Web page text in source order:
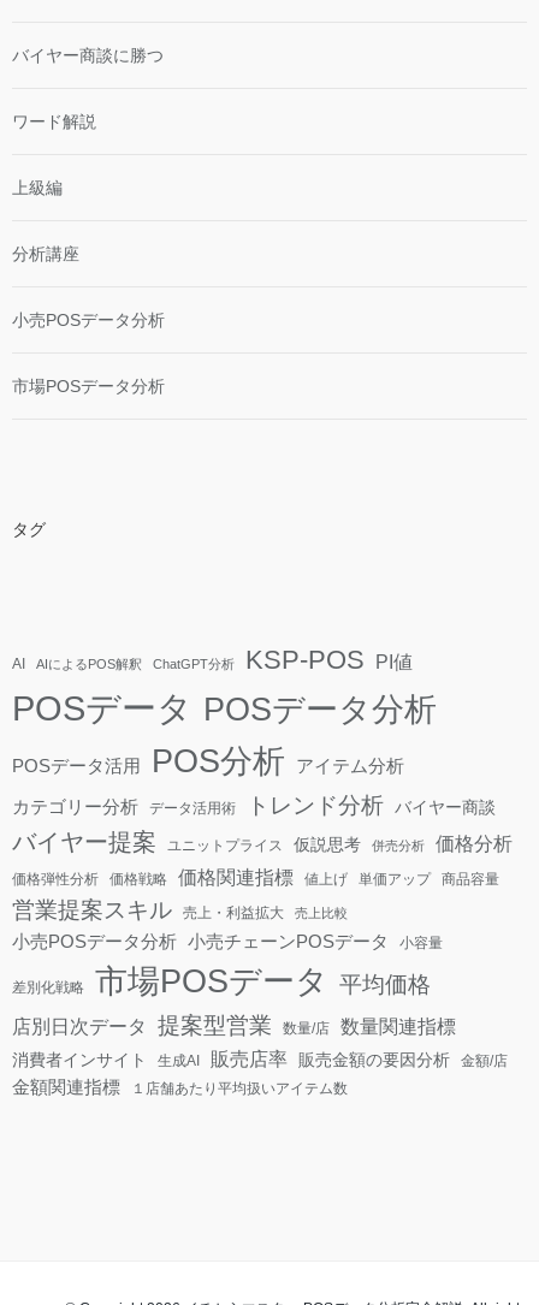
バイヤー商談に勝つ
ワード解説
上級編
分析講座
小売POSデータ分析
市場POSデータ分析
タグ
AI AIによるPOS解釈 ChatGPT分析 KSP-POS PI値
POSデータ POSデータ分析
POSデータ活用 POS分析 アイテム分析
カテゴリー分析 データ活用術 トレンド分析 バイヤー商談
バイヤー提案 ユニットプライス 仮説思考 併売分析 価格分析
価格弾性分析 価格戦略 価格関連指標 値上げ 単価アップ 商品容量
営業提案スキル 売上・利益拡大 売上比較
小売POSデータ分析 小売チェーンPOSデータ 小容量
差別化戦略 市場POSデータ 平均価格
店別日次データ 提案型営業 数量/店 数量関連指標
消費者インサイト 生成AI 販売店率 販売金額の要因分析 金額/店
金額関連指標 １店舗あたり平均扱いアイテム数